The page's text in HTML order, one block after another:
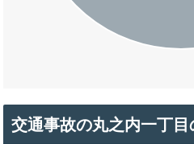
交通事故の丸之内一丁